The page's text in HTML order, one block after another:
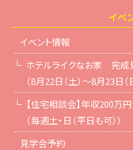
イベ
イベント情報
ホテルライクなお家 完成
（8月22日（土）～8月23日（
【住宅相談会】年収200万
（毎週土・日（平日も可））
見学会予約